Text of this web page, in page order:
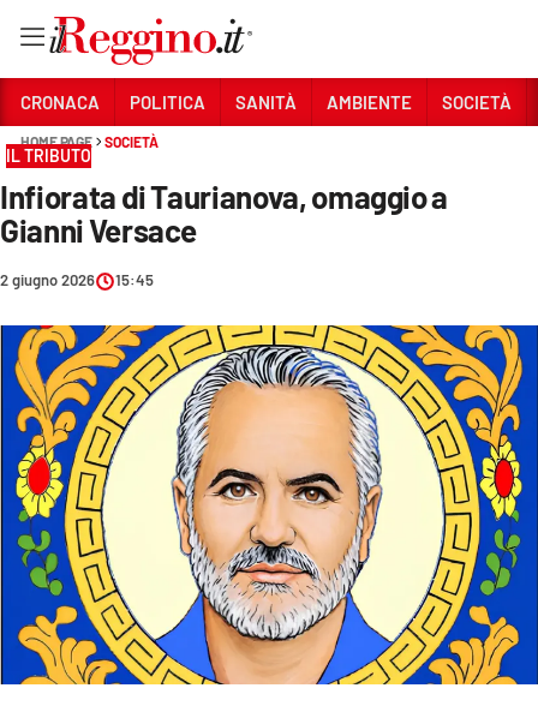
Sezioni
CRONACA
AMBIENTE
SOCIETÀ
CULTURA
ECONOMIA E LAVORO
EVENTI
SPORT
Streaming
CRONACA POLITICA SANITÀ AMBIENTE SOCIETÀ
HOME PAGE SOCIETÀ
IL TRIBUTO
Infiorata di Taurianova, omaggio a
Gianni Versace
2 giugno 2026 15:45